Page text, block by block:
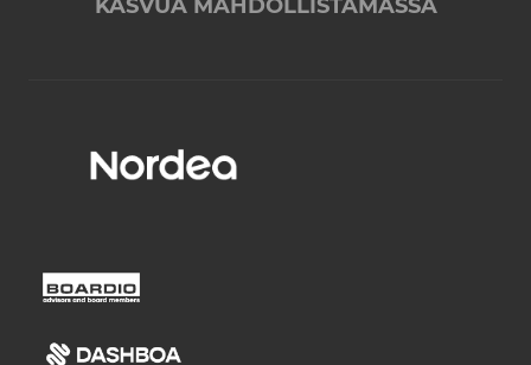
KASVUA MAHDOLLISTAMASSA